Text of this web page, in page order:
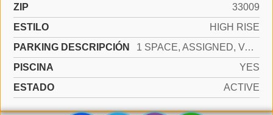
ZIP
33009
ESTILO
HIGH RISE
PARKING DESCRIPCIÓN
1 SPACE, ASSIGNED, VALET
PISCINA
YES
ESTADO
ACTIVE